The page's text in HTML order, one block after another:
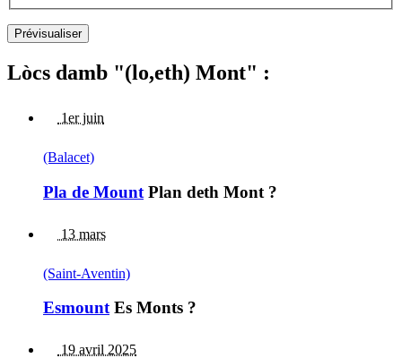
Lòcs damb "(lo,eth) Mont" :
1er juin
(Balacet)
Pla de Mount Plan deth Mont ?
13 mars
(Saint-Aventin)
EsmountEs Monts ?
19 avril 2025